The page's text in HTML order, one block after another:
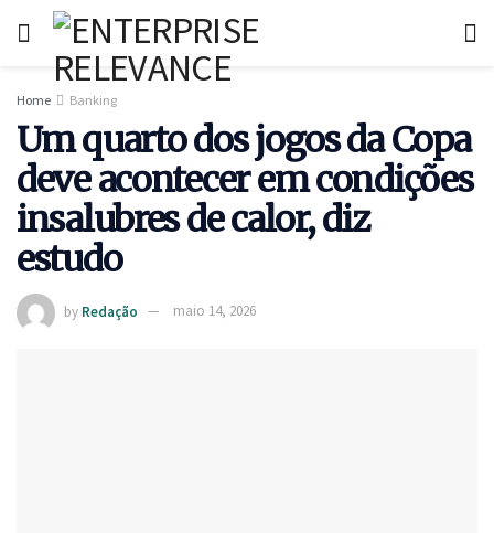
Home Banking
Um quarto dos jogos da Copa
deve acontecer em condições
insalubres de calor, diz
estudo
by Redação maio 14, 2026